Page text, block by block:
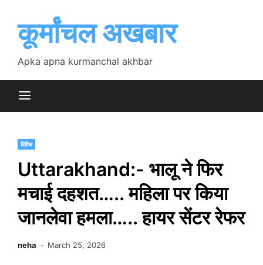
contentकूर्मांचल अखबार
Apka apna kurmanchal akhbar
विविध
Uttarakhand:- भालू ने फिर
मचाई दहशत….. महिला पर किया
जानलेवा हमला….. हायर सेंटर रेफर
neha March 25, 2026